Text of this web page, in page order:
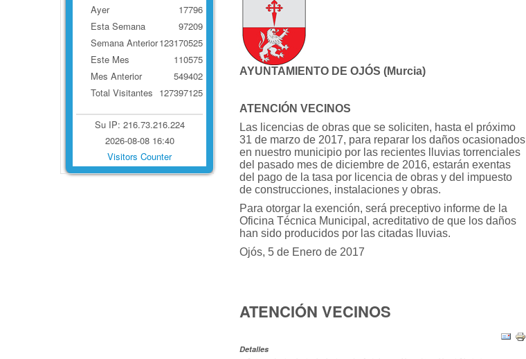
Ayer
Esta Semana
Semana Anterior
Este Mes
Mes Anterior
Total Visitantes
17796
97209
123170525
110575
549402
127397125
Su IP: 216.73.216.224
2026-08-08 16:40
Visitors Counter
AYUNTAMIENTO DE OJÓS (Murcia)
ATENCIÓN VECINOS
Las licencias de obras que se soliciten, hasta el próximo
31 de marzo de 2017, para reparar los daños ocasionados
en nuestro municipio por las recientes lluvias torrenciales
del pasado mes de diciembre de 2016, estarán exentas
del pago de la tasa por licencia de obras y del impuesto
de construcciones, instalaciones y obras.
Para otorgar la exención, será preceptivo informe de la
Oficina Técnica Municipal, acreditativo de que los daños
han sido producidos por las citadas lluvias.
Ojós, 5 de Enero de 2017
ATENCIÓN VECINOS
Detalles